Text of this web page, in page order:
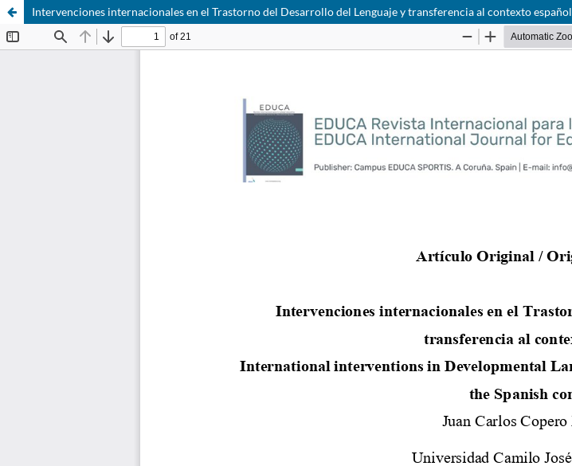
Intervenciones internacionales en el Trastorno del Desarrollo del Lenguaje y transferencia al contexto español